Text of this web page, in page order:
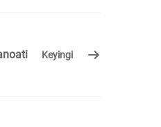
Keyingi